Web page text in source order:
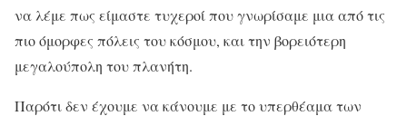
να λέμε πως είμαστε τυχεροί που γνωρίσαμε μια από τις
πιο όμορφες πόλεις του κόσμου, και την βορειότερη
μεγαλούπολη του πλανήτη.
Παρότι δεν έχουμε να κάνουμε με το υπερθέαμα των